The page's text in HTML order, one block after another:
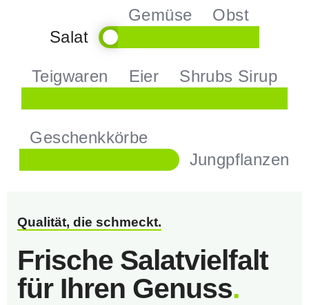
Salat
Gemüse Obst
Teigwaren Eier Shrubs Sirup
Geschenkkörbe
Jungpflanzen
Qualität, die schmeckt.
Frische Salatvielfalt
für Ihren Genuss.